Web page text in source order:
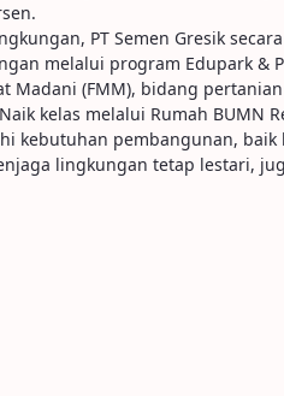
PT Semen Gresik
melalui program Edupark &
(FMM), bidang
kelas melalui Rumah BUMN
kebutuhan pembangunan,
lingkungan tetap lestari,